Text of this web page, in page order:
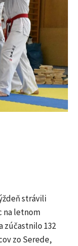
strávili
na letnom
zúčastnilo 132
zo Serede,